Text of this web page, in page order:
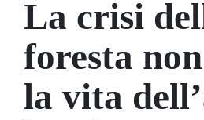
La crisi
foresta
la vita